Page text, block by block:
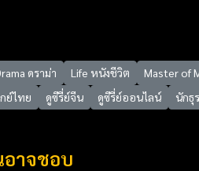
ดราม่า Life หนังชีวิต Master of
ย์ไทย ดูซีรี่ย์จีน ดูซีรี่ย์ออนไลน์ นักธุ
าจชอบ